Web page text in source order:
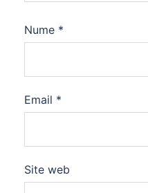
Nume *
Email *
Site web